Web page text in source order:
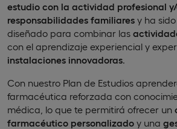
estudio con la actividad profesional
responsabilidades familiares y ha
diseñado para combinar las
con el aprendizaje experiencial y
instalaciones innovadoras.
Con nuestro Plan de Estudios
farmacéutica reforzada con
médica, lo que te permitirá ofrecer un
farmacéutico personalizado y una